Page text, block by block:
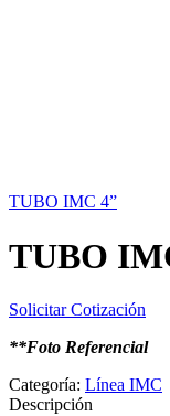
TUBO IMC 4”
TUBO
Solicitar Cotización
**Foto Referencial
Categoría: Línea IMC
Descripción